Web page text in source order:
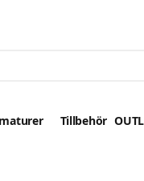
Tillbehör